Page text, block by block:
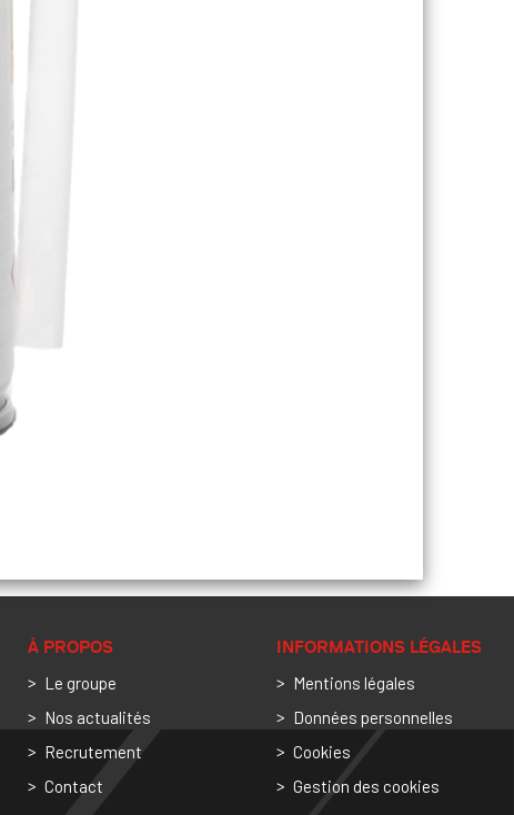
À PROPOS
Le groupe
Nos actualités
Recrutement
Contact
INFORMATIONS LÉGALES
Mentions légales
Données personnelles
Cookies
Gestion des cookies